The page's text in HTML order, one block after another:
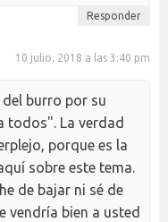
Responder
10 julio, 2018 a las 3:40 pm
burro por su
todos". La verdad
porque es la
sobre este tema.
de bajar ni sé de
vendría bien a usted